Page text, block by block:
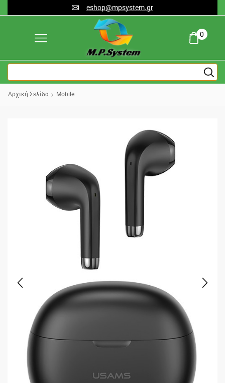
eshop@mpsystem.gr
0
Αρχική Σελίδα Mobile